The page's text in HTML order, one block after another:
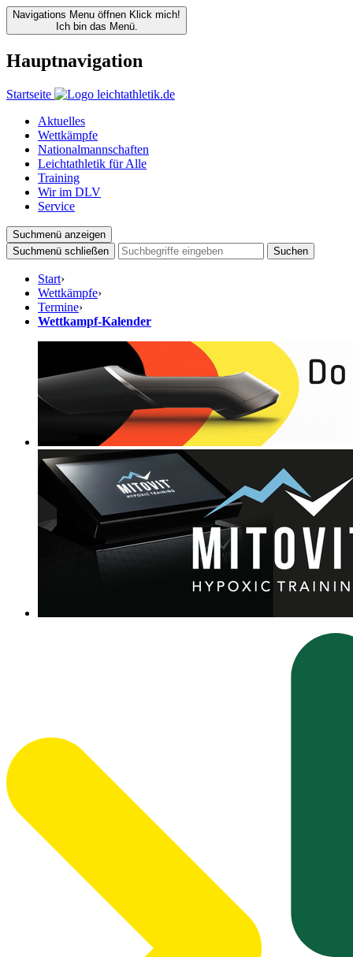
Navigations Menu öffnen Klick mich!
Ich bin das Menü.
Hauptnavigation
Startseite
Aktuelles
Wettkämpfe
Nationalmannschaften
Leichtathletik für Alle
Training
Wir im DLV
Service
Suchmenü anzeigen
Suchmenü schließen
Suchen
Start›
Wettkämpfe›
Termine›
Wettkampf-Kalender